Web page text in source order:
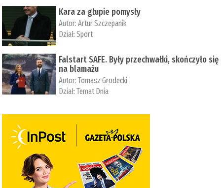
Kara za głupie pomysły
Autor:Artur Szczepanik
Dział:Sport
Falstart SAFE. Były przechwałki, skończyło się
na blamażu
Autor:Tomasz Grodecki
Dział:Temat Dnia